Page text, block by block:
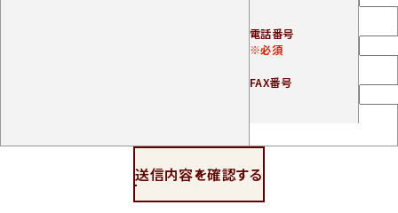
電話番号
※必須
FAX番号
送信内容を確認する